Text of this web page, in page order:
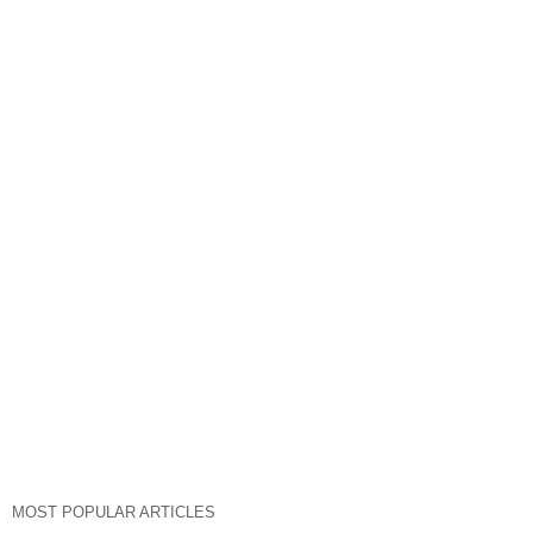
MOST POPULAR ARTICLES